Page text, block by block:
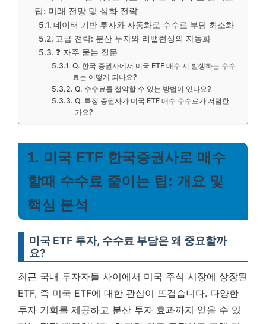
팁: 미래 전망 및 심화 전략
데이터 기반 투자와 자동화로 수수료 부담 최소화
고급 전략: 분산 투자와 리밸런싱의 자동화
❓ 자주 묻는 질문
Q. 한국 증권사에서 미국 ETF 매수 시 발생하는 수수
료는 어떻게 되나요?
Q. 수수료를 절약할 수 있는 방법이 있나요?
Q. 특정 증권사가 미국 ETF 매수 수수료가 저렴한
가요?
1. 미국 ETF 한국증권사로 매수
할때 수수료 줄이는 팁: 개요 및
핵심 분석
미국 ETF 투자, 수수료 부담은 왜 중요할까
요?
최근 국내 투자자들 사이에서 미국 주식 시장에 상장된
ETF, 즉 미국 ETF에 대한 관심이 뜨겁습니다. 다양한
투자 기회를 제공하고 분산 투자 효과까지 얻을 수 있